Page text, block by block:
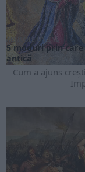
ARTICOLE ONLINE
5 moduri prin
antică
Cum a ajuns